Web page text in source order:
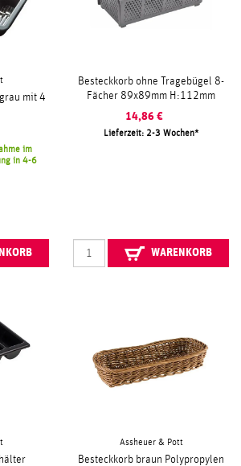
mit 4
im
in 4-6
Besteckkorb ohne Tragebügel 8-
Fächer 89x89mm H:112mm
14,86 €
Lieferzeit: 2-3 Wochen
WARENKORB
Assheuer & Pott
Besteckkorb braun Polypropylen